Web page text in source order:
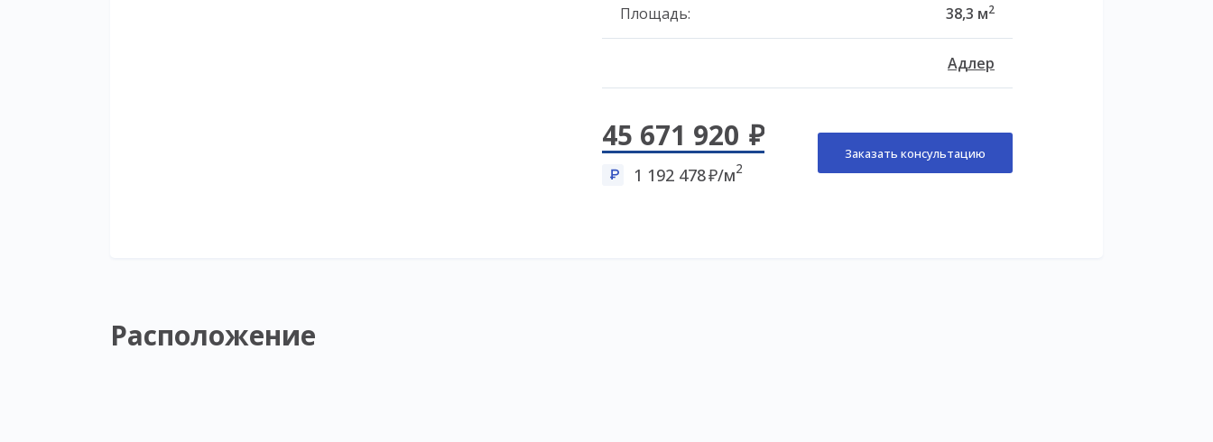
Площадь: 38,3 м2
Адлер
45 671 920
1 192 478 /м2
Заказать консультацию
Расположение